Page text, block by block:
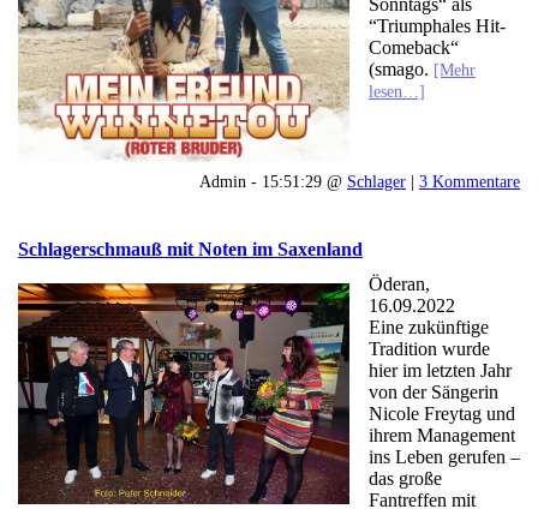
“Triumphales Hit-
Comeback“
(smago. [Mehr
lesen…]
Admin - 15:51:29 @ Schlager | 3 Kommentare
Schlagerschmauß mit Noten im Saxenland
Öderan,
16.09.2022
Eine zukünftige
Tradition wurde
hier im letzten Jahr
von der Sängerin
Nicole Freytag und
ihrem Management
ins Leben gerufen –
das große
Fantreffen mit